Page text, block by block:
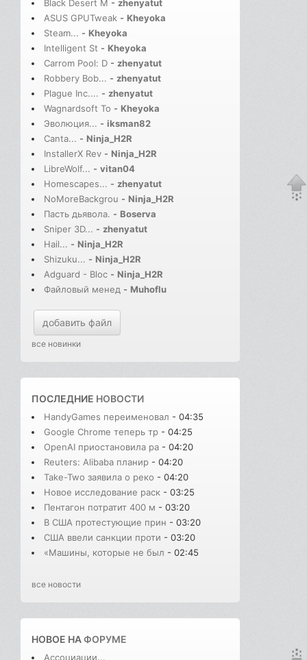
Black Desert M - zhenyatut
ASUS GPUTweak - Kheyoka
Steam... - Kheyoka
Intelligent St - Kheyoka
Carrom Pool: D - zhenyatut
Robbery Bob... - zhenyatut
Plague Inc.... - zhenyatut
Wagnardsoft To - Kheyoka
Эволюция... - iksman82
Canta... - Ninja_H2R
InstallerX Rev - Ninja_H2R
LibreWolf... - vitan04
Homescapes... - zhenyatut
NoMoreBackgrou - Ninja_H2R
Пасть дьявола. - Boserva
Sniper 3D... - zhenyatut
Hail... - Ninja_H2R
Shizuku... - Ninja_H2R
Adguard - Bloc - Ninja_H2R
Файловый менед - Muhoflu
добавить файл
все новинки
ПОСЛЕДНИЕ НОВОСТИ
HandyGames переименовал - 04:35
Google Chrome теперь тр - 04:25
OpenAI приостановила ра - 04:20
Reuters: Alibaba планир - 04:20
Take-Two заявила о реко - 04:20
Новое исследование раск - 03:25
Пентагон потратит 400 м - 03:20
В США протестующие прин - 03:20
США ввели санкции проти - 03:20
«Машины, которые не был - 02:45
все новости
НОВОЕ НАФОРУМЕ
Ассоциации...